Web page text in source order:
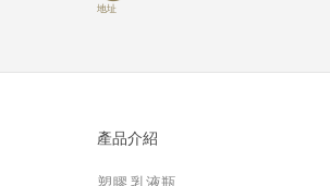
地址
產品介紹